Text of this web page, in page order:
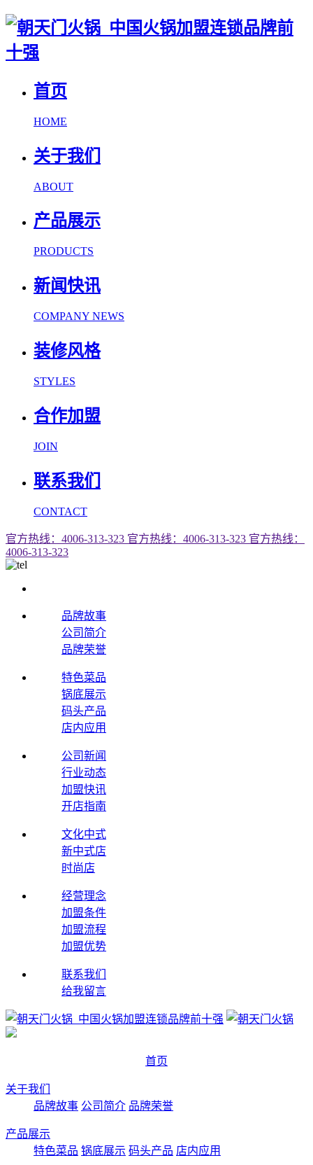
首页
HOME
关于我们
ABOUT
产品展示
PRODUCTS
新闻快讯
COMPANY NEWS
装修风格
STYLES
合作加盟
JOIN
联系我们
CONTACT
官方热线：4006-313-323 官方热线：4006-313-323 官方热线：
4006-313-323
品牌故事
公司简介
品牌荣誉
特色菜品
锅底展示
码头产品
店内应用
公司新闻
行业动态
加盟快讯
开店指南
文化中式
新中式店
时尚店
经营理念
加盟条件
加盟流程
加盟优势
联系我们
给我留言
首页
关于我们
品牌故事 公司简介 品牌荣誉
产品展示
特色菜品 锅底展示 码头产品 店内应用